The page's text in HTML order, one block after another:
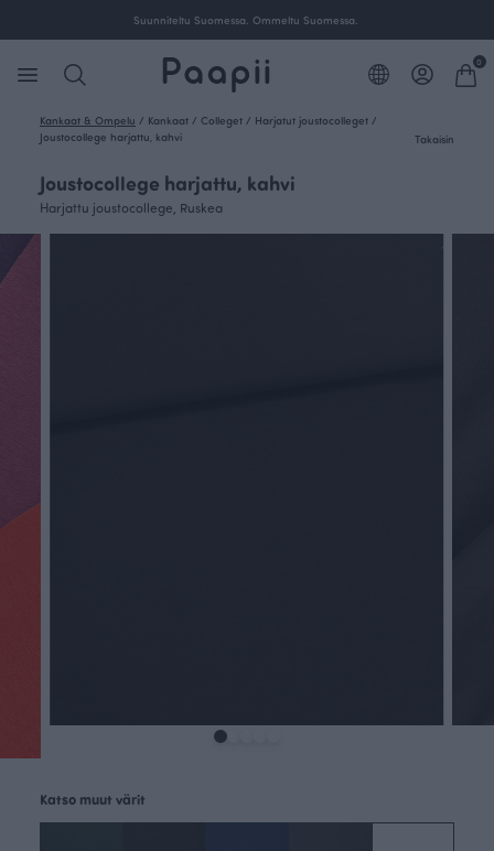
Suunniteltu Suomessa. Ommeltu Suomessa.
0
Kankaat & Ompelu / Kankaat / Colleget / Harjatut joustocolleget /
Joustocollege harjattu, kahvi
Takaisin
Joustocollege harjattu, kahvi
Harjattu joustocollege, Ruskea
Katso muut värit